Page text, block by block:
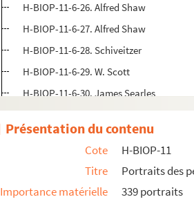
H-BIOP-11-6-26. Alfred Shaw
H-BIOP-11-6-27. Alfred Shaw
H-BIOP-11-6-28. Schiveitzer
H-BIOP-11-6-29. W. Scott
H-BIOP-11-6-30. James Searles
H-BIOP-11-6-31. Segond-Weber
H-BIOP-11-6-32. Marcella Sembrich
H-BIOP-11-6-33. Le prince Soltykoff
H-BIOP-11-6-34. Madame Sontag
H-BIOP-11-6-35. Madame Sontag
Présentation du contenu
Cote
H-BIOP-11
Titre
Portraits des
Importance matérielle
339 portraits